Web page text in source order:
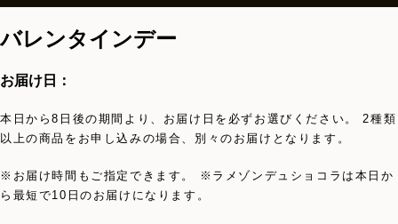
バレンタインデー
お届け日：
本日から8日後の期間より、お届け日を必ずお選びください。 2種類
以上の商品をお申し込みの場合、別々のお届けとなります。
※お届け時間もご指定できます。 ※ラメゾンデュショコラは本日か
ら最短で10日のお届けになります。